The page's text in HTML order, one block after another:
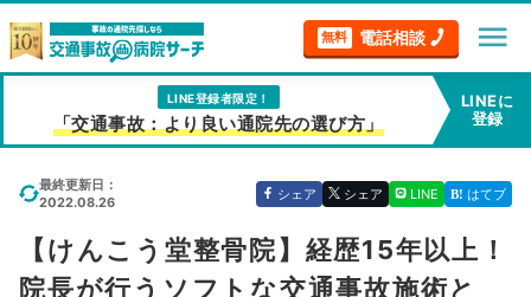
無料 電話相談 menu
LINE登録者限定！
「交通事故：より良い通院先の選び方」
LINEに
登録
最終更新日：
2022.08.26
シェア シェア LINE はてブ
【けんこう堂整骨院】経歴15年以上！
院長が行うソフトな交通事故施術と